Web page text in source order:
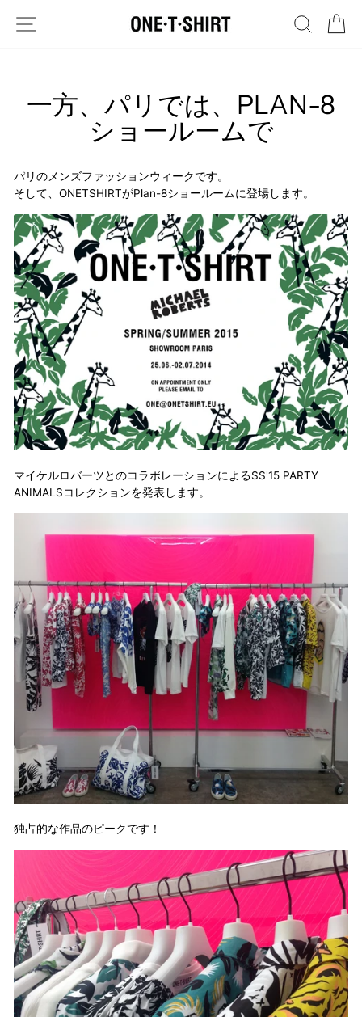
SITE NAVIGATION
一方、パリでは、PLAN-8
ショールームで
パリのメンズファッションウィークです。
そして、ONETSHIRTがPlan-8ショールームに登場します。
マイケルロバーツとのコラボレーションによるSS'15 PARTY
ANIMALSコレクションを発表します。
独占的な作品のピークです！